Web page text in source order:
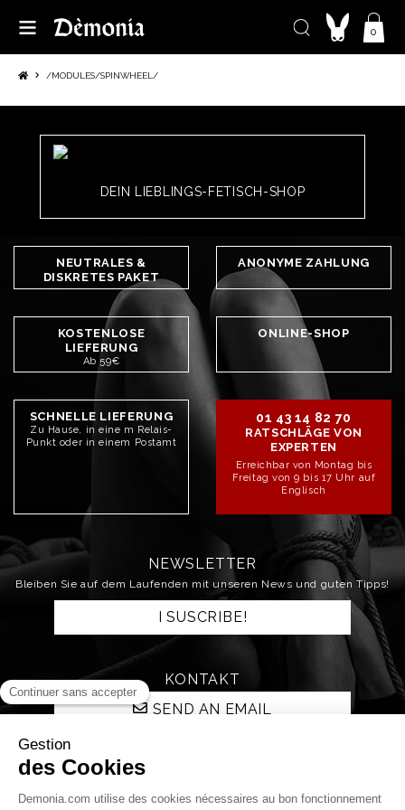
0
/MODULES/SPINWHEEL/
DEIN LIEBLINGS-FETISCH-SHOP
NEUTRALES &
DISKRETES PAKET
ANONYME ZAHLUNG
KOSTENLOSE
LIEFERUNG
Ab 59€
ONLINE-SHOP
SCHNELLE LIEFERUNG
Zu Hause, in eine m Relais-
Punkt oder in einem Postamt
01 43 14 82 70
RATSCHLÄGE VON
EXPERTEN
Erreichbar von Montag bis
Freitag von 9 bis 17 Uhr auf
Englisch
NEWSLETTER
Bleiben Sie auf dem Laufenden mit unseren News und guten Tipps!
I SUSCRIBE!
KONTAKT
SEND AN EMAIL
STAY CONNECTED!